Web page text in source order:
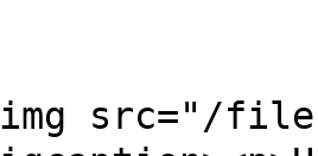
src="/files/